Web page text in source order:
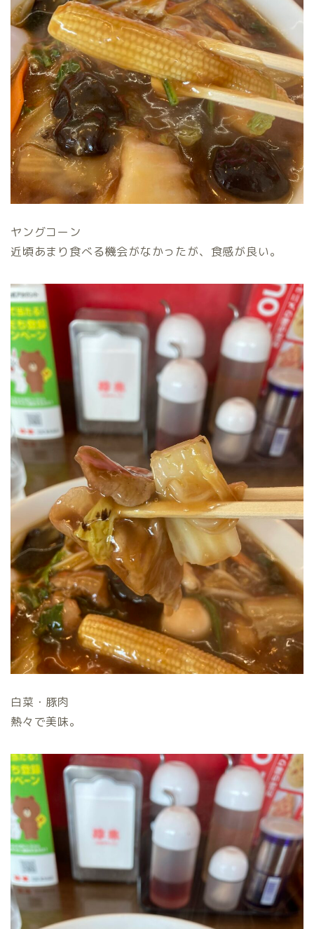
ヤングコーン
近頃あまり食べる機会がなかったが、食感が良い。
白菜・豚肉
熱々で美味。